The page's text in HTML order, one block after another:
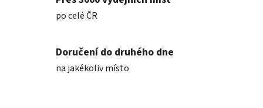
po celé ČR
Doručení do druhého dne
na jakékoliv místo